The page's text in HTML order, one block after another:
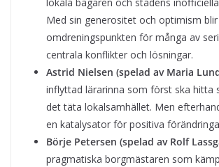
lokala bagaren och stadens
Med sin generositet och optimism blir
omdreningspunkten för många av
centrala konflikter och lösningar.
Astrid Nielsen (spelad av Maria
inflyttad lärarinna som först ska hitta
det täta lokalsamhället. Men
en katalysator för positiva
Börje Petersen (spelad av Rolf
pragmatiska borgmästaren som